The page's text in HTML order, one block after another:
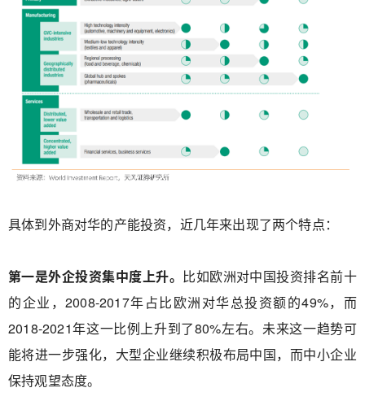
具体到外商对华的产能投资，近几年来出现了两个特点：
第一是外企投资集中度上升。 比如欧洲对中国投资排名前十
的企业，2008-2017年占比欧洲对华总投资额的49%，而
2018-2021年这一比例上升到了80%左右。未来这一趋势可
能将进一步强化，大型企业继续积极布局中国，而中小企业
保持观望态度。